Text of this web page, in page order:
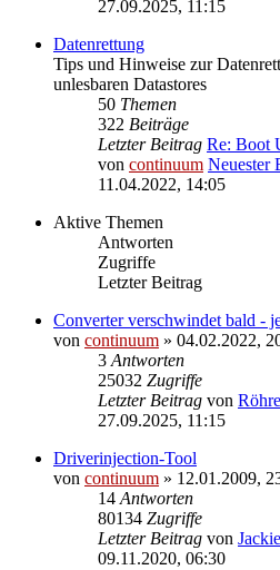
27.09.2025, 11:15
Datenrettung
Tips und Hinweise zur
unlesbaren Datastores
50 Themen
322 Beiträge
Letzter Beitrag Re: Boot
von continuum Neuester
11.04.2022, 14:05
Aktive Themen
Antworten
Zugriffe
Letzter Beitrag
Converter verschwindet bald -
von continuum » 04.02.2022,
3 Antworten
25032 Zugriffe
Letzter Beitrag von Röhre
27.09.2025, 11:15
Driverinjection-Tool
von continuum » 12.01.2009,
14 Antworten
80134 Zugriffe
Letzter Beitrag von Jackie
09.11.2020, 06:30